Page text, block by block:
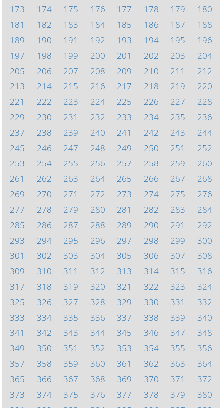
173
174 175 176 177 178 179
180
181
182 183 184 185 186 187
188
189
190 191 192 193 194 195
196
197
198 199 200 201 202 203
204
205
206 207 208 209 210 211
212
213
214 215 216 217 218 219
220
221
222 223 224 225 226 227
228
229
230 231 232 233 234 235
236
237
238 239 240 241 242 243
244
245
246 247 248 249 250 251
252
253
254 255 256 257 258 259
260
261
262 263 264 265 266 267
268
269
270 271 272 273 274 275
276
277
278 279 280 281 282 283
284
285
286 287 288 289 290 291
292
293
294 295 296 297 298 299
300
301
302 303 304 305 306 307
308
309
310 311 312 313 314 315
316
317
318 319 320 321 322 323
324
325
326 327 328 329 330 331
332
333
334 335 336 337 338 339
340
341
342 343 344 345 346 347
348
349
350 351 352 353 354 355
356
357
358 359 360 361 362 363
364
365
366 367 368 369 370 371
372
373
374 375 376 377 378 379
380